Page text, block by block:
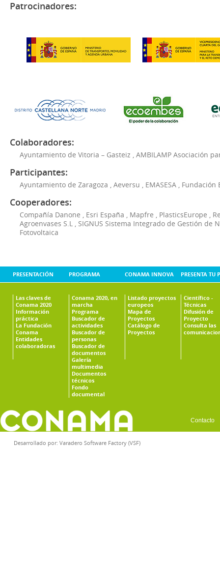
Patrocinadores:
Colaboradores:
Ayuntamiento de Vitoria – Gasteiz AMBILAMP Asociación
Participantes:
Ayuntamiento de Zaragoza Aeversu EMASESA Fundación
Cooperadores:
Compañía Danone Esri España Mapfre PlasticsEurope
Agroenvases S.L
SIGNUS Sistema Integrado de Gestión de
Fotovoltaica
PRESENTACIÓN
Las claves de
Conama 2020
Información
práctica
La Fundación
Conama
Entidades
colaboradoras
PROGRAMA
Conama 2020, en
marcha
Programa
Buscador de
actividades
Buscador de
personas
Buscador de
documentos
Galería
multimedia
Documentos
técnicos
Fondo
documental
CONAMA INNOVA
Listado proyectos
europeos
Mapa de
Proyectos
Catálogo de
Proyectos
PRESENTA TU
Científico -
Técnicas
Difusión de
Proyecto
Consulta las
Contacto
Desarrollado por: Varadero Software Factory (VSF)